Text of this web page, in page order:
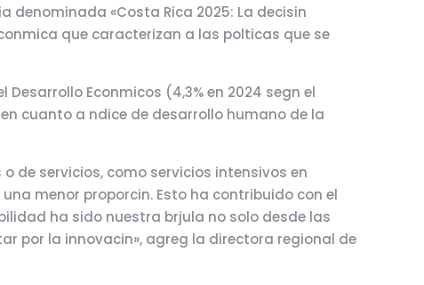
denominada «Costa Rica 2025: La decisin
que caracterizan a las polticas que se
Econmicos (4,3% en 2024 segn el
cuanto a ndice de desarrollo humano de la
de servicios, como servicios intensivos en
menor proporcin. Esto ha contribuido con el
ha sido nuestra brjula no solo desde las
por la innovacin», agreg la directora regional de